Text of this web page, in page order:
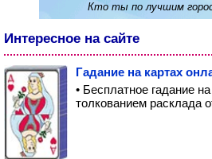
Кто ты по лучшим
Интересное на сайте
Гадание на картах
• Бесплатное гадание
толкованием расклада